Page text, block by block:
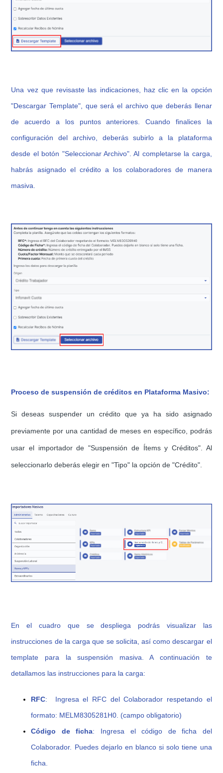
Una vez que revisaste las indicaciones, haz clic en la opción
"Descargar Template", que será el archivo que deberás llenar
de acuerdo a los puntos anteriores. Cuando finalices la
configuración del archivo, deberás subirlo a la plataforma
desde el botón "Seleccionar Archivo". Al completarse la carga,
habrás asignado el crédito a los colaboradores de manera
masiva.
Proceso de suspensión de créditos en Plataforma Masivo:
Si deseas suspender un crédito que ya ha sido asignado
previamente por una cantidad de meses en específico, podrás
usar el importador de "Suspensión de Ítemsy Créditos". Al
seleccionarlo deberás elegir en "Tipo" la opción de "Crédito".
En el cuadro que se despliega podrás visualizar las
instrucciones de la carga que se solicita, así como descargar el
template para la suspensión masiva. A continuación te
detallamos las instrucciones para la carga:
RFC: Ingresa el RFC del Colaborador respetando el
formato: MELM8305281H0. (campo obligatorio)
Código de ficha: Ingresa el código de ficha del
Colaborador. Puedes dejarlo en blanco si solo tiene una
ficha.